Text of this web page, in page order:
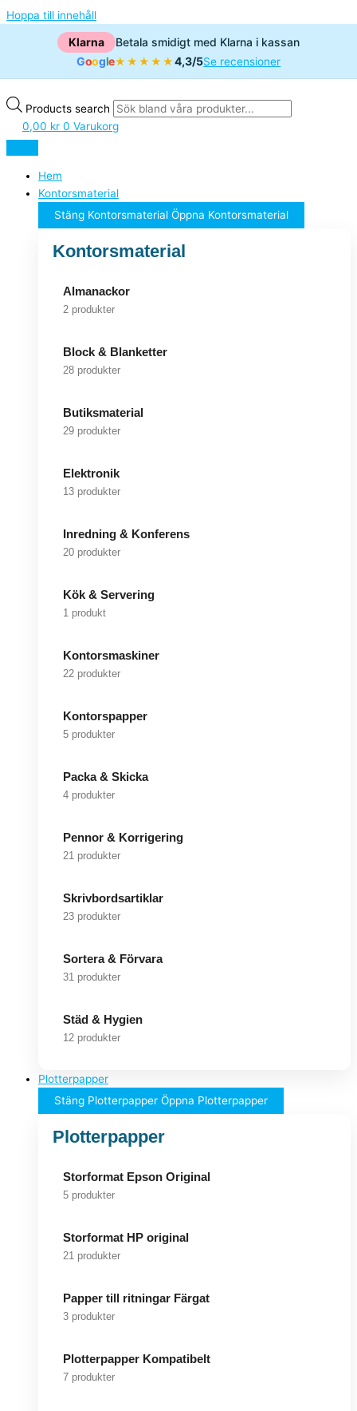
Hoppa till innehåll
Klarna
Betala smidigt med Klarna i kassan
Google★★★★★4,3/5Se recensioner
Products search
0,00 kr 0 Varukorg
Hem
Kontorsmaterial
Stäng Kontorsmaterial Öppna Kontorsmaterial
Kontorsmaterial
Almanackor
2 produkter
Block & Blanketter
28 produkter
Butiksmaterial
29 produkter
Elektronik
13 produkter
Inredning & Konferens
20 produkter
Kök & Servering
1 produkt
Kontorsmaskiner
22 produkter
Kontorspapper
5 produkter
Packa & Skicka
4 produkter
Pennor & Korrigering
21 produkter
Skrivbordsartiklar
23 produkter
Sortera & Förvara
31 produkter
Städ & Hygien
12 produkter
Plotterpapper
Stäng Plotterpapper Öppna Plotterpapper
Plotterpapper
Storformat Epson Original
5 produkter
Storformat HP original
21 produkter
Papper till ritningar Färgat
3 produkter
Plotterpapper Kompatibelt
7 produkter